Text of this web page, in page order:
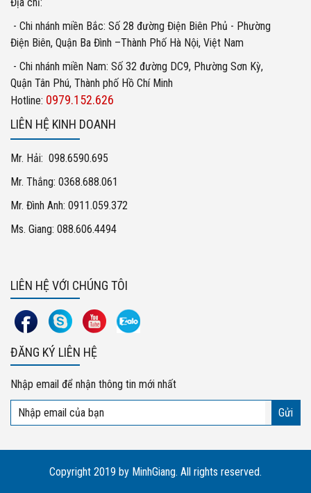
- Chi nhánh miền Bắc: Số 28 đường Điện Biên Phủ - Phường
Điện Biên, Quận Ba Đình –Thành Phố Hà Nội, Việt Nam
- Chi nhánh miền Nam: Số 32 đường DC9, Phường Sơn Kỳ,
Quận Tân Phú, Thành phố Hồ Chí Minh
Hotline: 0979.152.626
LIÊN HỆ KINH DOANH
Mr. Hải: 098.6590.695
Mr. Thắng: 0368.688.061
Mr. Đình Anh: 0911.059.372
Ms. Giang: 088.606.4494
LIÊN HỆ VỚI CHÚNG TÔI
ĐĂNG KÝ LIÊN HỆ
Nhập email để nhận thông tin mới nhất
Copyright 2019 by MinhGiang. All rights reserved.